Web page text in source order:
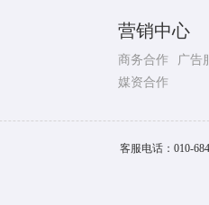
营销中心
商务合作
广告
媒资合作
客服电话： 010-